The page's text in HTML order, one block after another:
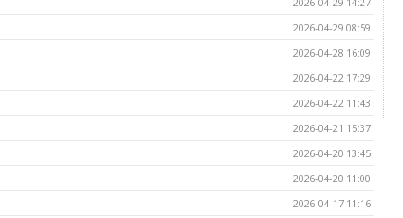
2026-04-29 08:59
2026-04-28 16:09
2026-04-22 17:29
2026-04-22 11:43
2026-04-21 15:37
2026-04-20 13:45
2026-04-20 11:00
2026-04-17 11:16